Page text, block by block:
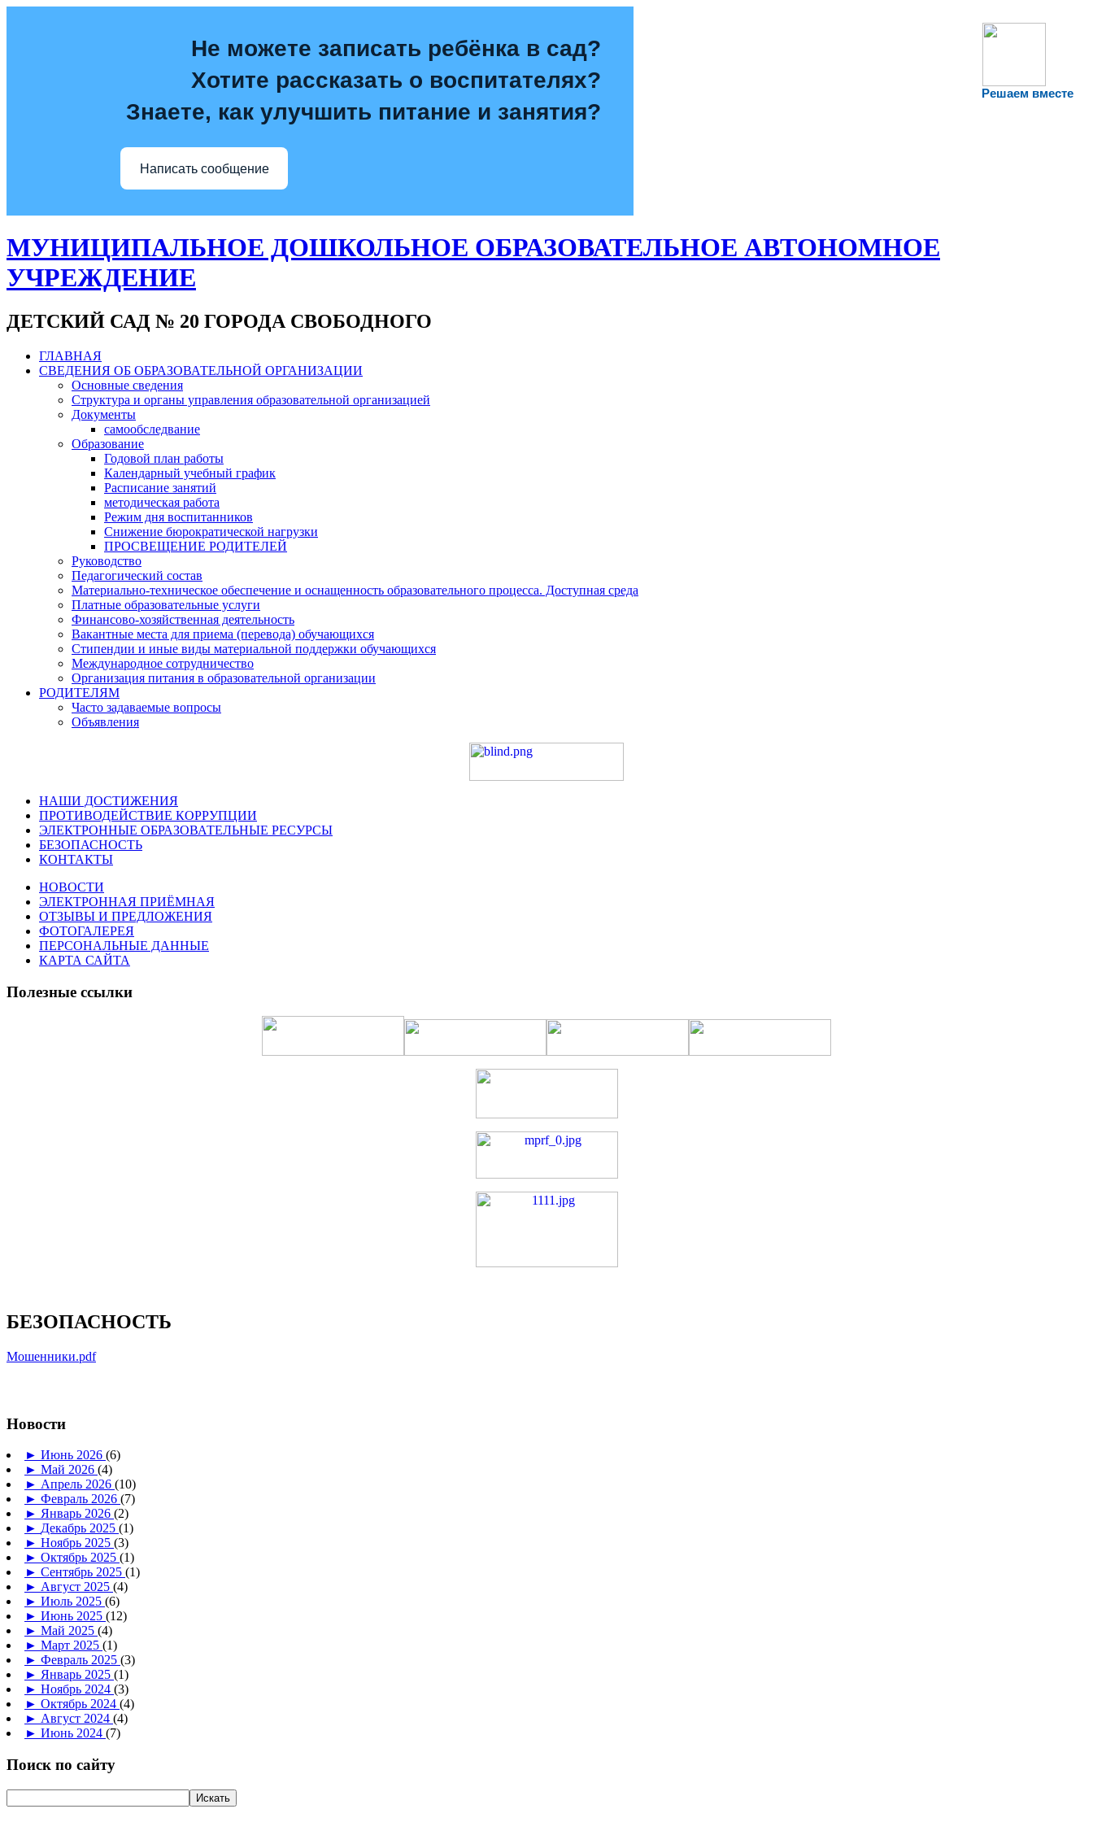
Решаем вместе
Не можете записать ребёнка в сад?
Хотите рассказать о воспитателях?
Знаете, как улучшить питание и занятия?
Написать сообщение
МУНИЦИПАЛЬНОЕ ДОШКОЛЬНОЕ ОБРАЗОВАТЕЛЬНОЕ АВТОНОМНОЕ
УЧРЕЖДЕНИЕ
ДЕТСКИЙ САД № 20 ГОРОДА СВОБОДНОГО
ГЛАВНАЯ
СВЕДЕНИЯ ОБ ОБРАЗОВАТЕЛЬНОЙ ОРГАНИЗАЦИИ
Основные сведения
Структура и органы управления образовательной организацией
Документы
самообследвание
Образование
Годовой план работы
Календарный учебный график
Расписание занятий
методическая работа
Режим дня воспитанников
Снижение бюрократической нагрузки
ПРОСВЕЩЕНИЕ РОДИТЕЛЕЙ
Руководство
Педагогический состав
Материально-техническое обеспечение и оснащенность образовательного процесса. Доступная среда
Платные образовательные услуги
Финансово-хозяйственная деятельность
Вакантные места для приема (перевода) обучающихся
Стипендии и иные виды материальной поддержки обучающихся
Международное сотрудничество
Организация питания в образовательной организации
РОДИТЕЛЯМ
Часто задаваемые вопросы
Объявления
НАШИ ДОСТИЖЕНИЯ
ПРОТИВОДЕЙСТВИЕ КОРРУПЦИИ
ЭЛЕКТРОННЫЕ ОБРАЗОВАТЕЛЬНЫЕ РЕСУРСЫ
БЕЗОПАСНОСТЬ
КОНТАКТЫ
НОВОСТИ
ЭЛЕКТРОННАЯ ПРИЁМНАЯ
ОТЗЫВЫ И ПРЕДЛОЖЕНИЯ
ФОТОГАЛЕРЕЯ
ПЕРСОНАЛЬНЫЕ ДАННЫЕ
КАРТА САЙТА
Полезные ссылки
БЕЗОПАСНОСТЬ
Мошенники.pdf
Новости
► Июнь 2026 (6)
► Май 2026 (4)
► Апрель 2026 (10)
► Февраль 2026 (7)
► Январь 2026 (2)
► Декабрь 2025 (1)
► Ноябрь 2025 (3)
► Октябрь 2025 (1)
► Сентябрь 2025 (1)
► Август 2025 (4)
► Июль 2025 (6)
► Июнь 2025 (12)
► Май 2025 (4)
► Март 2025 (1)
► Февраль 2025 (3)
► Январь 2025 (1)
► Ноябрь 2024 (3)
► Октябрь 2024 (4)
► Август 2024 (4)
► Июнь 2024 (7)
Поиск по сайту